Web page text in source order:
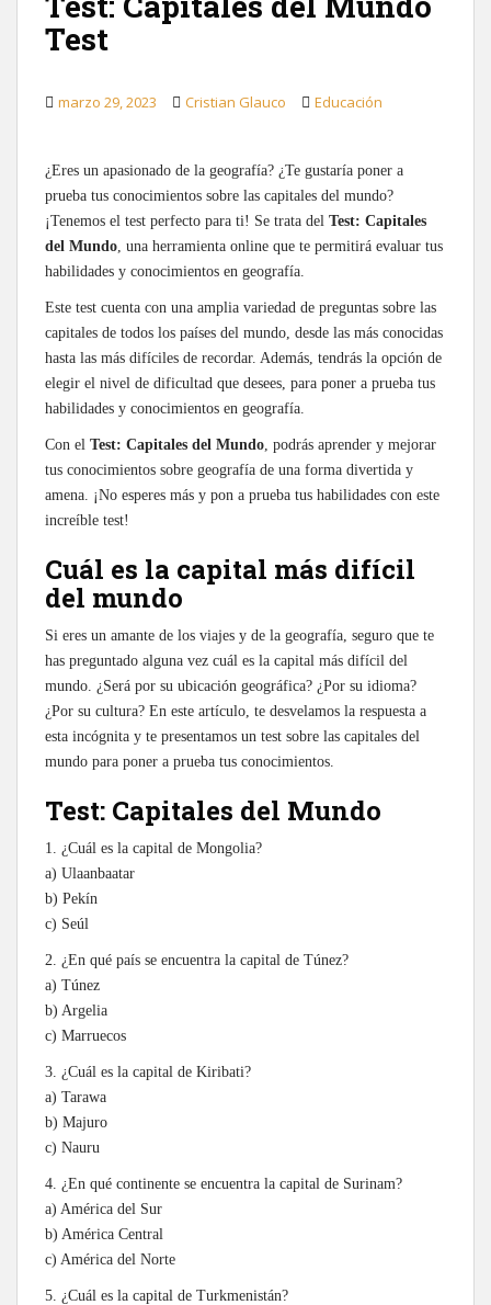
Test
marzo 29, 2023 Cristian Glauco Educación
¿Eres un apasionado de la geografía? ¿Te gustaría poner a
prueba tus conocimientos sobre las capitales del mundo?
¡Tenemos el test perfecto para ti! Se trata del Test: Capitales
del Mundo , una herramienta online que te permitirá evaluar tus
habilidades y conocimientos en geografía.
Este test cuenta con una amplia variedad de preguntas sobre las
capitales de todos los países del mundo, desde las más conocidas
hasta las más difíciles de recordar. Además, tendrás la opción de
elegir el nivel de dificultad que desees, para poner a prueba tus
habilidades y conocimientos en geografía.
Con el Test: Capitales del Mundo , podrás aprender y mejorar
tus conocimientos sobre geografía de una forma divertida y
amena. ¡No esperes más y pon a prueba tus habilidades con este
increíble test!
Cuál es la capital más difícil
del mundo
Si eres un amante de los viajes y de la geografía, seguro que te
has preguntado alguna vez cuál es la capital más difícil del
mundo. ¿Será por su ubicación geográfica? ¿Por su idioma?
¿Por su cultura? En este artículo, te desvelamos la respuesta a
esta incógnita y te presentamos un test sobre las capitales del
mundo para poner a prueba tus conocimientos.
Test: Capitales del Mundo
1. ¿Cuál es la capital de Mongolia?
a) Ulaanbaatar
b) Pekín
c) Seúl
2. ¿En qué país se encuentra la capital de Túnez?
a) Túnez
b) Argelia
c) Marruecos
3. ¿Cuál es la capital de Kiribati?
a) Tarawa
b) Majuro
c) Nauru
4. ¿En qué continente se encuentra la capital de Surinam?
a) América del Sur
b) América Central
c) América del Norte
5. ¿Cuál es la capital de Turkmenistán?